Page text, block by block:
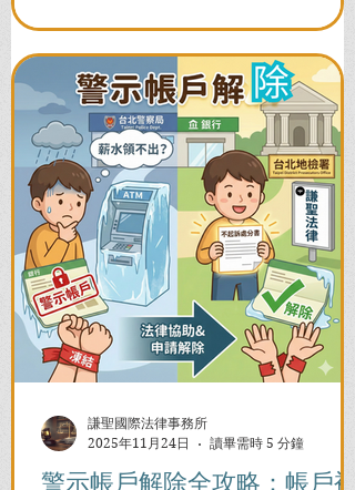
警示帳戶解除全攻略：帳戶被
謙聖國際法律事務所
2025年11月24日
讀畢需時 5 分鐘